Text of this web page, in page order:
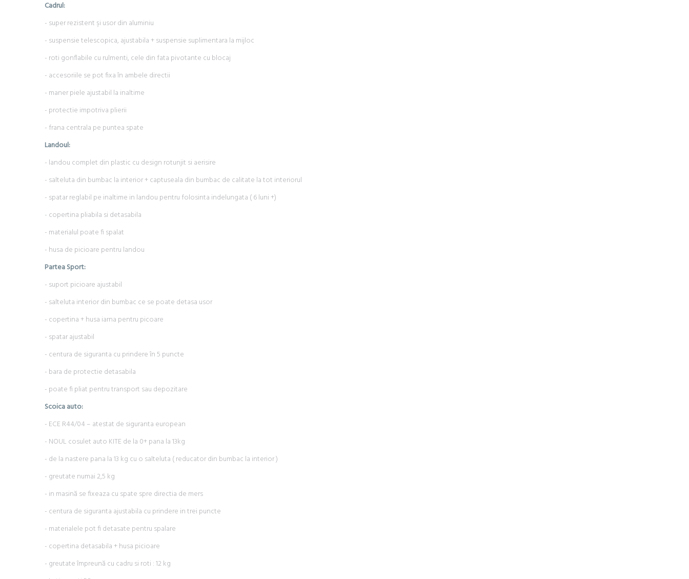
Cadrul:
- super rezistent şi usor din aluminiu
- suspensie telescopica, ajustabila + suspensie suplimentara la mijloc
- roti gonflabile cu rulmenti, cele din fata pivotante cu blocaj
- accesoriile se pot fixa în ambele directii
- maner piele ajustabil la inaltime
- protectie impotriva plierii
- frana centrala pe puntea spate
Landoul:
- landou complet din plastic cu design rotunjit si aerisire
- salteluta din bumbac la interior + captuseala din bumbac de calitate la tot interiorul
- spatar reglabil pe inaltime in landou pentru folosinta indelungata ( 6 luni +)
- copertina pliabila si detasabila
- materialul poate fi spalat
- husa de picioare pentru landou
Partea Sport:
- suport picioare ajustabil
- salteluta interior din bumbac ce se poate detasa usor
- copertina + husa iarna pentru picoare
- spatar ajustabil
- centura de siguranta cu prindere în 5 puncte
- bara de protectie detasabila
- poate fi pliat pentru transport sau depozitare
Scoica auto:
- ECE R44/04 – atestat de siguranta european
- NOUL cosulet auto KITE de la 0+ pana la 13kg
- de la nastere pana la 13 kg cu o salteluta ( reducator din bumbac la interior )
- greutate numai 2,5 kg
- in masină se fixeaza cu spate spre directia de mers
- centura de siguranta ajustabila cu prindere in trei puncte
- materialele pot fi detasate pentru spalare
- copertina detasabila + husa picioare
- greutate împreună cu cadru si roti : 12 kg